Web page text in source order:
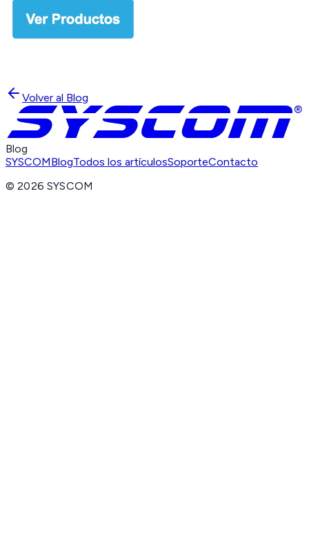
Volver al Blog
Blog
SYSCOMBlogTodos los artículosSoporteContacto
©2026 SYSCOM